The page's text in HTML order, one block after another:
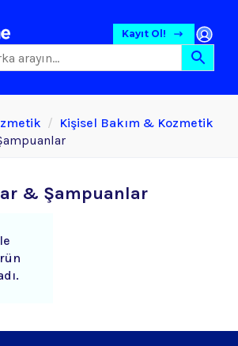
Kayıt Ol!
Kişisel Bakım & Kozmetik
& Şampuanlar